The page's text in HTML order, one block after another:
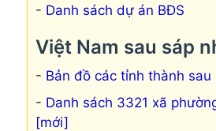
Danh sách dự án BĐS
Việt Nam sau sáp
Bản đồ các tỉnh thành sau
Danh sách 3321 xã
[mới]